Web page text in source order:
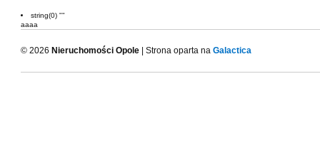
string(0) ""
aaaa
© 2026 Nieruchomości Opole | Strona oparta na Galactica